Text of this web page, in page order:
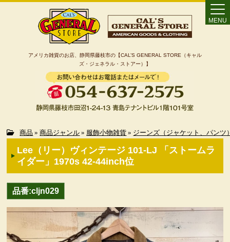
アメリカ雑貨のお店、静岡県藤枝市の【CAL’S GENERAL STORE（キャル
ズ・ジェネラル・ストアー）】
MENU
Home
カート
カテゴリー検索
商品 » 商品ジャンル » 服飾小物雑貨 » ジーンズ（ジャケット、パンツ
Lee（リー）ヴィンテージ 101-LJ 「ストームラ
イダー」1970s 42-44inch位
品番:cljn029